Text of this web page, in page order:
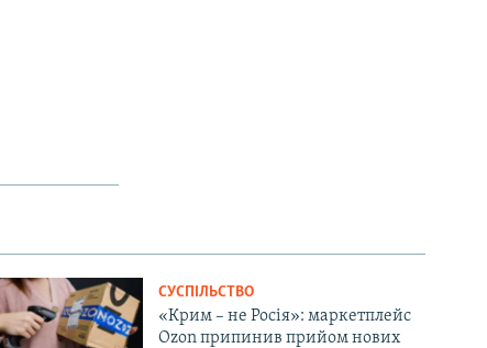
СУСПІЛЬСТВО
«Крим – не Росія»: маркетплейс
Ozon припинив прийом нових